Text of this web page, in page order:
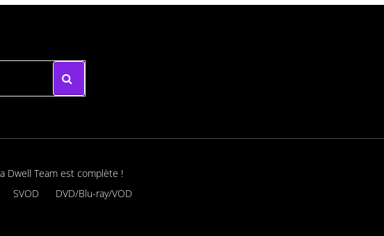
Dwell Team est complète !
SVOD
DVD/Blu-ray/VOD